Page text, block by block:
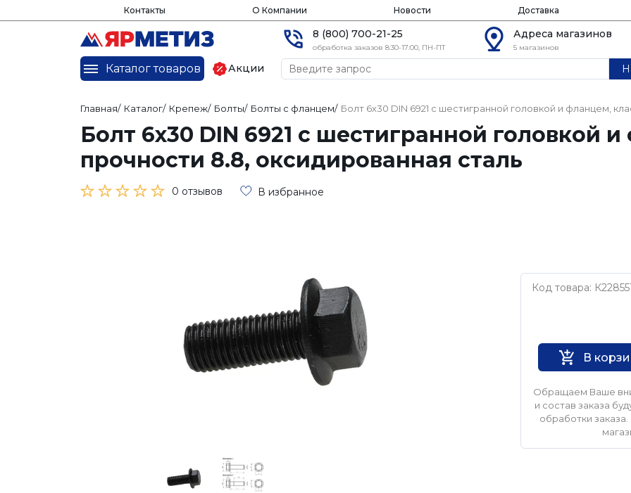
Контакты О Компании Новости Доставка
8 (800) 700-21-25
обработка заказов 8:30-17:00, ПН-ПТ
Адреса магазинов
5 магазинов
Каталог товаров Акции
Главная/ Каталог/ Крепеж/ Болты/ Болты с фланцем/ Болт 6х30 DIN 6921 с шестигранной головкой и фланцем,
Болт 6х30 DIN 6921 с шестигранной головкой
прочности 8.8, оксидированная сталь
0 отзывов В избранное
Код товара:
В
Обращаем Ваше
и состав заказа
обработки